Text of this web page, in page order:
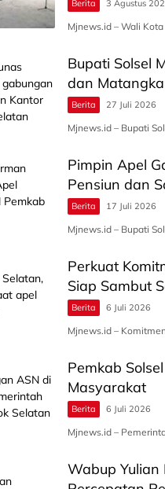
Berita 3 Agustus
Mjnews.id – Wali
Bupati Solsel
dan
Berita 27 Juli 2026
Mjnews.id – Bupati
Pimpin Apel
Pensiun dan
Berita 17 Juli 2026
Mjnews.id – Bupati
Perkuat
Siap Sambut
Berita 6 Juli 2026
Mjnews.id –
Pemkab
Masyarakat
Berita 6 Juli 2026
Mjnews.id –
Wabup Yulian